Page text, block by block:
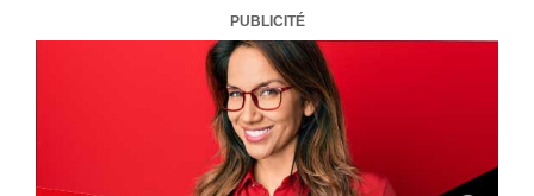
PUBLICITÉ